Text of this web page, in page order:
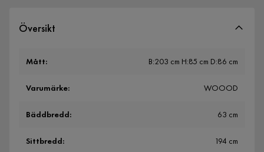
Översikt
Mått: B:203 cm H:85 cm D:86 cm
Varumärke: WOOOD
Bäddbredd: 63 cm
Sittbredd: 194 cm